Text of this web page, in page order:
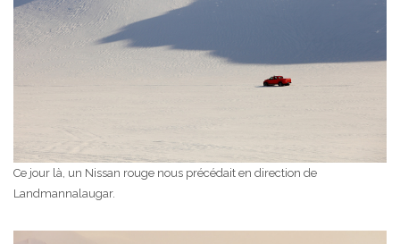
Ce jour là, un Nissan rouge nous précédait en direction de
Landmannalaugar.